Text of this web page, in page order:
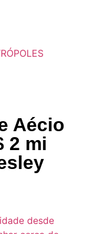
Aécio
2 mi